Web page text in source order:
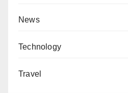
News
Technology
Travel